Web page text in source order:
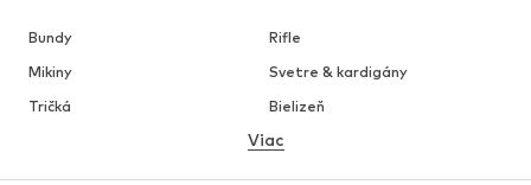
Bundy
Rifle
Mikiny
Svetre & kardigány
Tričká
Bielizeň
Košele
Viac